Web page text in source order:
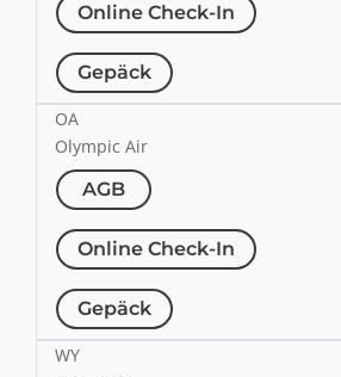
Online Check-In
Gepäck
OA
Olympic Air
AGB
Online Check-In
Gepäck
WY